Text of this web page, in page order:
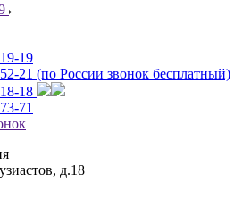
19
21 (по России звонок бесплатный)
18
71
д.18